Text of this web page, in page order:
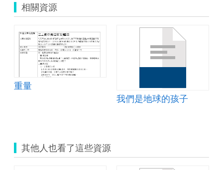
相關資源
重量
我們是地球的孩子
其他人也看了這些資源